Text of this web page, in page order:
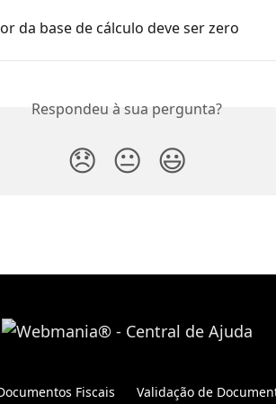
da base de cálculo deve ser zero
Respondeu à sua pergunta?
😞 😐 😃
Fiscais Validação de